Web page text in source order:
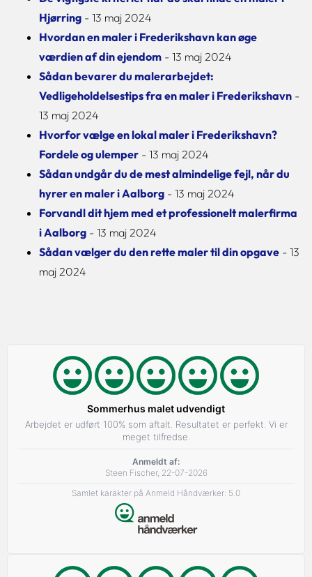
Hjørring - 13 maj 2024
Hvordan en maler i Frederikshavn kan øge
værdien af din ejendom - 13 maj 2024
Sådan bevarer du malerarbejdet:
Vedligeholdelsestips fra en maler i Frederikshavn -
13 maj 2024
Hvorfor vælge en lokal maler i Frederikshavn?
Fordele og ulemper - 13 maj 2024
Sådan undgår du de mest almindelige fejl, når du
hyrer en maler i Aalborg - 13 maj 2024
Forvandl dit hjem med et professionelt malerfirma
i Aalborg - 13 maj 2024
Sådan vælger du den rette maler til din opgave - 13
maj 2024
Sommerhus malet udvendigt
Arbejdet er udført 100% som aftalt. Resultatet er perfekt. Vi er
meget tilfredse.
Anmeldt af:
Steen Fischer, 22-07-2026
Samlet karakter på Anmeld Håndværker: 5.0